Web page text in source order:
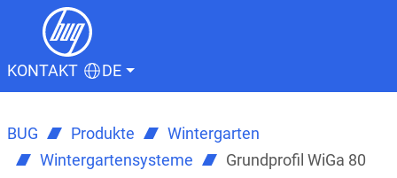
KONTAKT DE
BUG Produkte
Wintergarten
Wintergartensysteme
Grundprofil WiGa 80